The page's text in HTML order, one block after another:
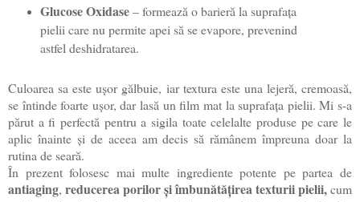
Glucose Oxidase– formează o barieră la suprafața
pielii care nu permite apei să se evapore, prevenind
astfel deshidratarea.
Culoarea sa este ușor gălbuie, iar textura este una lejeră, cremoasă,
se întinde foarte ușor, dar lasă un film mat la suprafața pielii. Mi s-a
părut a fi perfectă pentru a sigila toate celelalte produse pe care le
aplic înainte și de aceea am decis să rămânem împreuna doar la
rutina de seară.
În prezent folosesc mai multe ingrediente potente pe partea de
antiaging, reducerea porilor și îmbunătățirea texturii pielii,cum